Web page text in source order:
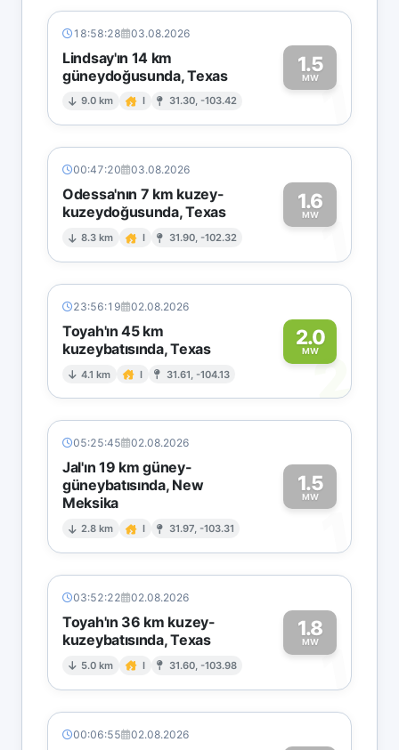
18:58:28 03.08.2026
Lindsay'ın 14 km
güneydoğusunda, Texas
9.0 km I 31.30, -103.42
1.5
MW1
00:47:20 03.08.2026
Odessa'nın 7 km kuzey-
kuzeydoğusunda, Texas
8.3 km I 31.90, -102.32
1.6
MW1
23:56:19 02.08.2026
Toyah'ın 45 km
kuzeybatısında, Texas
4.1 km I 31.61, -104.13
2.0
MW2
05:25:45 02.08.2026
Jal'ın 19 km güney-
güneybatısında, New
Meksika
2.8 km I 31.97, -103.31
1.5
MW
1
03:52:22 02.08.2026
Toyah'ın 36 km kuzey-
kuzeybatısında, Texas
5.0 km I 31.60, -103.98
1.8
MW1
00:06:55 02.08.2026